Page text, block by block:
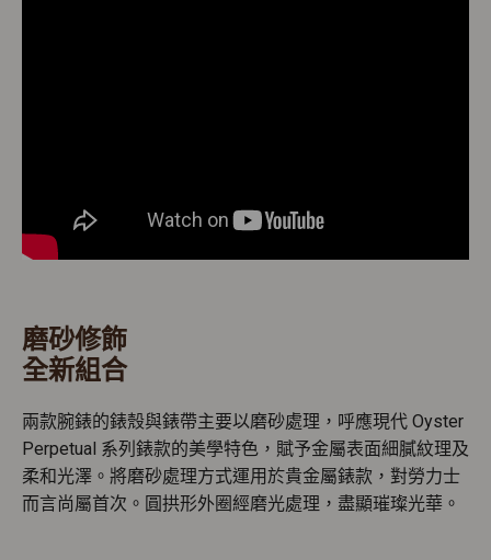
磨砂修飾
全新組合
兩款腕錶的錶殼與錶帶主要以磨砂處理，呼應現代 Oyster
Perpetual 系列錶款的美學特色，賦予金屬表面細膩紋理及
柔和光澤。將磨砂處理方式運用於貴金屬錶款，對勞力士
而言尚屬首次。圓拱形外圈經磨光處理，盡顯璀璨光華。